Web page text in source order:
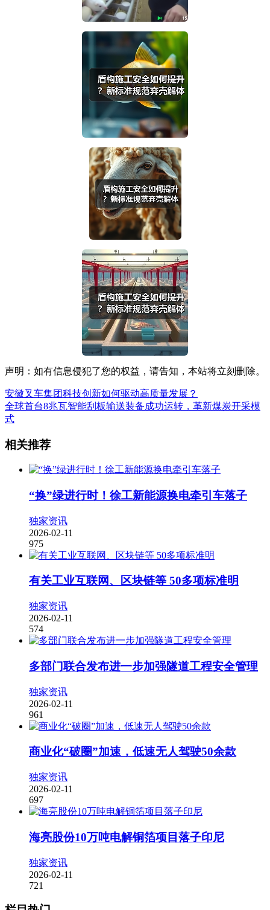
声明：如有信息侵犯了您的权益，请告知，本站将立刻删除。
安徽叉车集团科技创新如何驱动高质量发展？
全球首台8兆瓦智能刮板输送装备成功运转，革新煤炭开采模
式
相关推荐
“换”绿进行时！徐工新能源换电牵引车落子
独家资讯
2026-02-11
975
有关工业互联网、区块链等 50多项标准明
独家资讯
2026-02-11
574
多部门联合发布进一步加强隧道工程安全管理
独家资讯
2026-02-11
961
商业化“破圈”加速，低速无人驾驶50余款
独家资讯
2026-02-11
697
海亮股份10万吨电解铜箔项目落子印尼
独家资讯
2026-02-11
721